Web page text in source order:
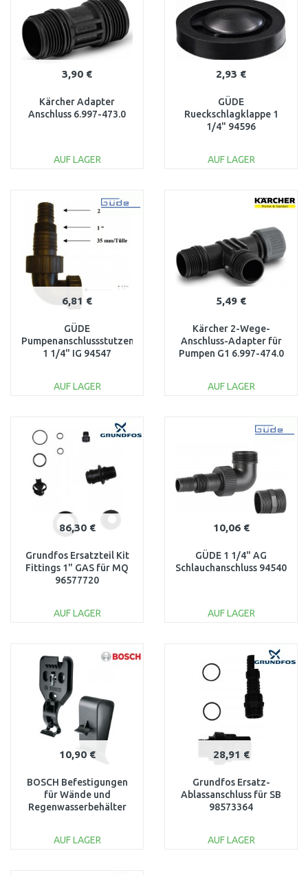
3,90 €
Kärcher Adapter
Anschluss 6.997-473.0
AUF LAGER
2,93 €
GÜDE
Rueckschlagklappe 1
1/4" 94596
AUF LAGER
6,81 €
GÜDE
Pumpenanschlussstutzen
1 1/4" IG 94547
AUF LAGER
Vergleichen
5,49 €
Kärcher 2-Wege-
Anschluss-Adapter für
Pumpen G1 6.997-474.0
AUF LAGER
86,30 €
Grundfos Ersatzteil Kit
Fittings 1" GAS für MQ
96577720
AUF LAGER
Vergleichen
10,06 €
GÜDE 1 1/4" AG
Schlauchanschluss 94540
AUF LAGER
Vergleichen
10,90 €
BOSCH Befestigungen
für Wände und
Regenwasserbehälter
AUF LAGER
28,91 €
Grundfos Ersatz-
Ablassanschluss für SB
98573364
AUF LAGER